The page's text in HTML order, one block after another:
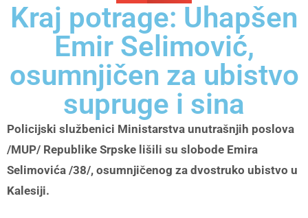
Kraj potrage: Uhapšen
Emir Selimović,
osumnjičen za ubistvo
supruge i sina
Policijski službenici Ministarstva unutrašnjih poslova
/MUP/ Republike Srpske lišili su slobode Emira
Selimovića /38/, osumnjičenog za dvostruko ubistvo u
Kalesiji.